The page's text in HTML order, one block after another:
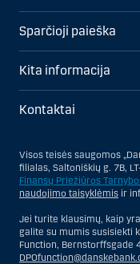
Sparčioji paieška
Kita informacija
Kontaktai
Visos teisės saugomos
filialas, Saltoniškių g. 7B,
Finansų Priežiūros
naudojimo taisyklėmis ir
Jei turite klausimų, kaip
galite su mumis susisiekti
Function, Bernstorffsgade